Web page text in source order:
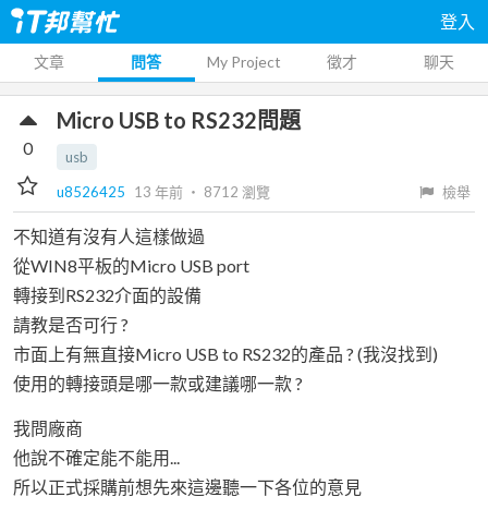
登入
文章 問答 My Project 徵才 聊天
Micro USB to RS232問題
usb
u8526425
13 年前 ‧ 8712 瀏覽 檢舉
0
不知道有沒有人這樣做過
從WIN8平板的Micro USB port
轉接到RS232介面的設備
請教是否可行 ?
市面上有無直接Micro USB to RS232的產品 ? (我沒找到)
使用的轉接頭是哪一款或建議哪一款 ?
我問廠商
他說不確定能不能用...
所以正式採購前想先來這邊聽一下各位的意見